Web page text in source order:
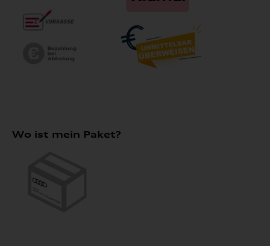
Wo ist mein Paket?